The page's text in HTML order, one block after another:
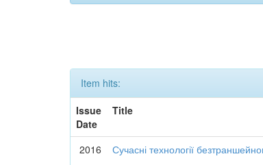
Item hits:
Issue
Date
Title
2016 Сучасні технології